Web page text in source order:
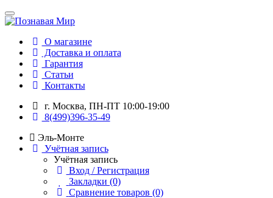
О магазине
Доставка и оплата
Гарантия
Статьи
Контакты
г. Москва, ПН-ПТ 10:00-19:00
8(499)396-35-49
Эль-Монте
Учётная запись
Учётная запись
Вход / Регистрация
Закладки (0)
Сравнение товаров (0)